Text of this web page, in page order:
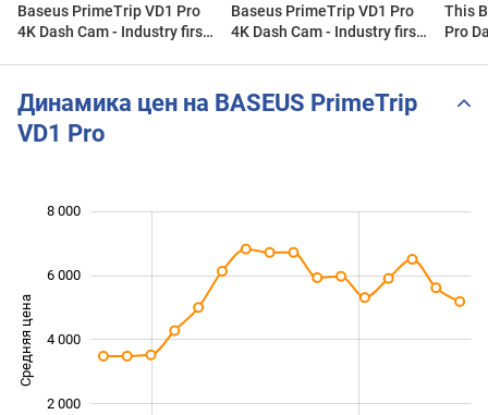
Baseus PrimeTrip VD1 Pro
4K Dash Cam - Industry first
Baseus PrimeTrip VD1 Pro
4K Dash Cam - Industry first
This
Pro
Динамика цен на BASEUS PrimeTrip
VD1 Pro
Средняя цена 1 000
2 000
4 000
6 000
8 000